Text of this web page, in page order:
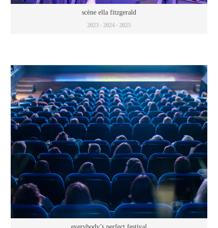
scène ella fitzgerald
2023 ∙ 2024 ∙ 2025